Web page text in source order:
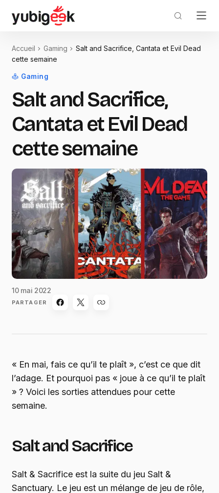
Accueil Gaming
Salt and Sacrifice, Cantata et Evil Dead
cette semaine
Gaming
Salt and Sacrifice,
Cantata et Evil Dead
cette semaine
10 mai 2022
PARTAGER
« En mai, fais ce qu’il te plaît », c’est ce que dit
l’adage. Et pourquoi pas « joue à ce qu’il te plaît
» ? Voici les sorties attendues pour cette
semaine.
Salt and Sacrifice
Salt & Sacrifice est la suite du jeu Salt &
Sanctuary. Le jeu est un mélange de jeu de rôle,